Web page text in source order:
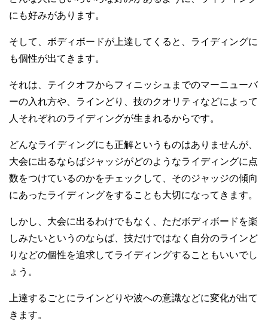
にも好みがあります。
そして、ボディボードが上達してくると、ライディングに
も個性が出てきます。
それは、テイクオフからフィニッシュまでのマーニューバ
ーの入れ方や、ラインどり、技のクオリティなどによって
人それぞれのライディングが生まれるからです。
どんなライディングにも正解というものはありませんが、
大会に出るならばジャッジがどのようなライディングに点
数をつけているのかをチェックして、そのジャッジの傾向
にあったライディングをすることも大切になってきます。
しかし、大会に出るわけでもなく、ただボディボードを楽
しみたいというのならば、技だけではなく自分のラインど
りなどの個性を追求してライディングすることもいいでし
ょう。
上達するごとにラインどりや波への意識などに変化が出て
きます。